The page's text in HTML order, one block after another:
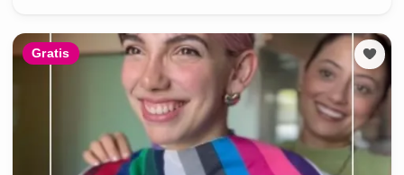
Gratis